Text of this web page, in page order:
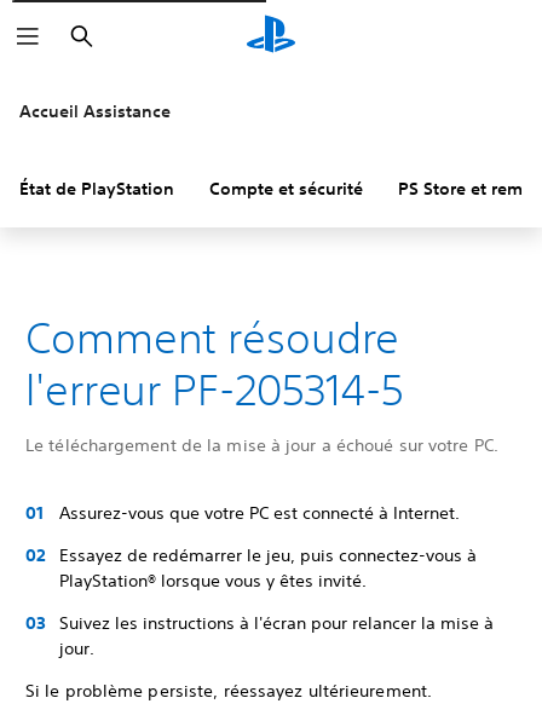
Rechercher
Accueil Assistance
État de PlayStation Compte et sécurité PS Store et
Comment résoudre
l'erreur PF-205314-5
Le téléchargement de la mise à jour a échoué sur votre PC.
Assurez-vous que votre PC est connecté à Internet.
Essayez de redémarrer le jeu, puis connectez-vous à
PlayStation® lorsque vous y êtes invité.
Suivez les instructions à l'écran pour relancer la mise à
jour.
Si le problème persiste, réessayez ultérieurement.